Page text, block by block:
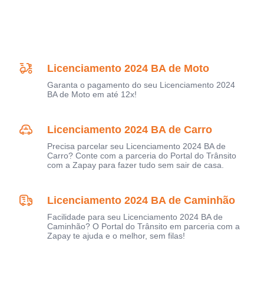
Licenciamento 2024 BA de Moto
Garanta o pagamento do seu Licenciamento 2024
BA de Moto em até 12x!
Licenciamento 2024 BA de Carro
Precisa parcelar seu Licenciamento 2024 BA de
Carro? Conte com a parceria do Portal do Trânsito
com a Zapay para fazer tudo sem sair de casa.
Licenciamento 2024 BA de Caminhão
Facilidade para seu Licenciamento 2024 BA de
Caminhão? O Portal do Trânsito em parceria com a
Zapay te ajuda e o melhor, sem filas!